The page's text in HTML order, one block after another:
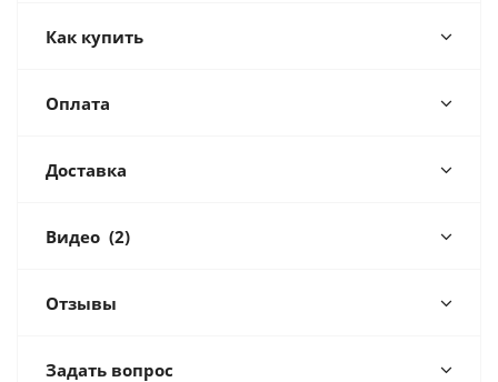
Как купить
Оплата
Доставка
Видео (2)
Отзывы
Задать вопрос